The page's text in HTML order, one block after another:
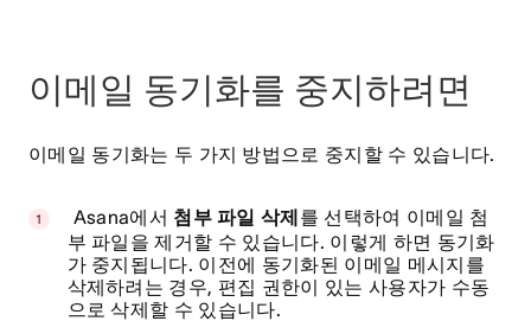
이메일 동기화를 중지하려면
이메일 동기화는 두 가지 방법으로 중지할 수 있습니다.
Asana에서 첨부 파일 삭제 를 선택하여 이메일 첨
부 파일을 제거할 수 있습니다. 이렇게 하면 동기화
가 중지됩니다. 이전에 동기화된 이메일 메시지를
삭제하려는 경우, 편집 권한이 있는 사용자가 수동
으로 삭제할 수 있습니다.